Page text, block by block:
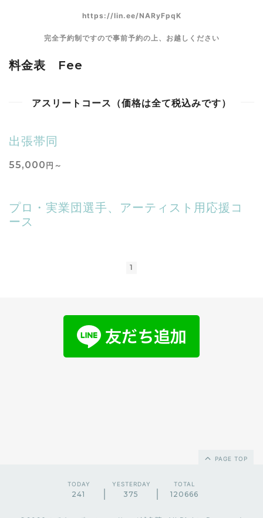
https://lin.ee/NARyFpqK
完全予約制ですので事前予約の上、お越しください
料金表 Fee
アスリートコース（価格は全て税込みです）
出張帯同
55,000 円～
プロ・実業団選手、アーティスト用応援コ
ース
1
PAGE TOP
TODAY
241
YESTERDAY
375
TOTAL
120666